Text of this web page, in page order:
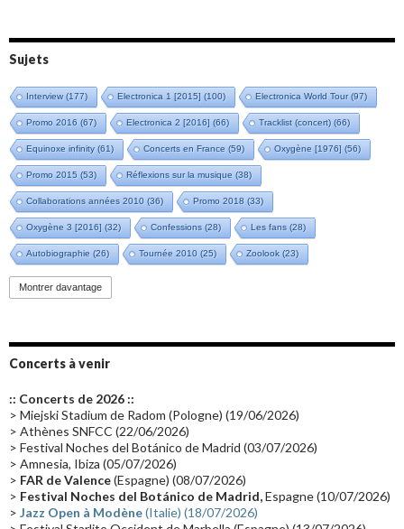
Sujets
Interview(177) Electronica 1 [2015] (100) Electronica World Tour(97)
Promo 2016 (67) Electronica 2 [2016] (66) Tracklist (concert) (66)
Equinoxe infinity(61) Concerts en France (59) Oxygène [1976] (56)
Promo 2015 (53) Réflexions sur la musique (38)
Collaborations années 2010 (36) Promo 2018 (33)
Oxygène 3 [2016] (32) Confessions (28) Les fans (28)
Autobiographie (26) Tournée 2010 (25) Zoolook (23)
Promo 2019(23)
Groupe de Recherche Musicale
Passages radio Vidéo Jarrecast (16) Synthé 80's
Les concerts en Chine(16) Cinéma
Synthé Roland(15) Belgique(15)
(14) Astronomie (14)
Tournée 2025(14) 2024(14) Chine(13)
Montrer davantage
Concerts à venir
:: Concerts de 2026 ::
> Miejski Stadium de Radom (Pologne) (19/06/2026)
> Athènes SNFCC (22/06/2026)
> Festival Noches del Botánico de Madrid (03/07/2026)
> Amnesia, Ibiza (05/07/2026)
> FAR de Valence(Espagne) (08/07/2026)
> Festival Noches del Botánico de Madrid,Espagne (10/07/2026)
> Jazz Open à Modène(Italie) (18/07/2026)